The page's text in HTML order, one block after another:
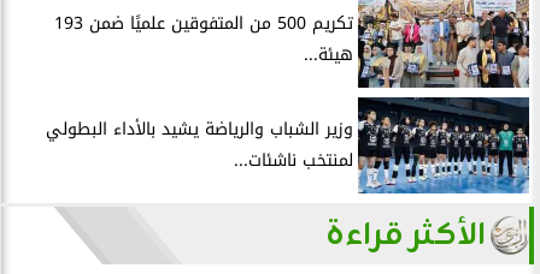
تكريم 500 من المتفوقين علميًا ضمن 193
هيئة...
وزير الشباب والرياضة يشيد بالأداء البطولي
لمنتخب ناشئات...
الأكثر قراءة